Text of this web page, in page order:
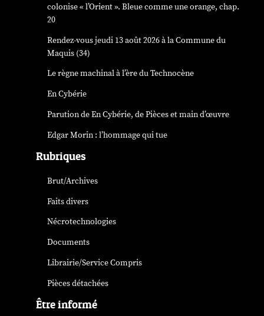
colonise « l’Orient ». Bleue comme une orange, chap.
20
Rendez-vous jeudi 13 août 2026 à la Commune du
Maquis (34)
Le règne machinal à l’ère du Technocène
En Cybérie
Parution deEn Cybérie, de Pièces et main d’œuvre
Edgar Morin : l’hommage qui tue
Rubriques
Brut/Archives
Faits divers
Nécrotechnologies
Documents
Librairie/Service Compris
Pièces détachées
Être informé